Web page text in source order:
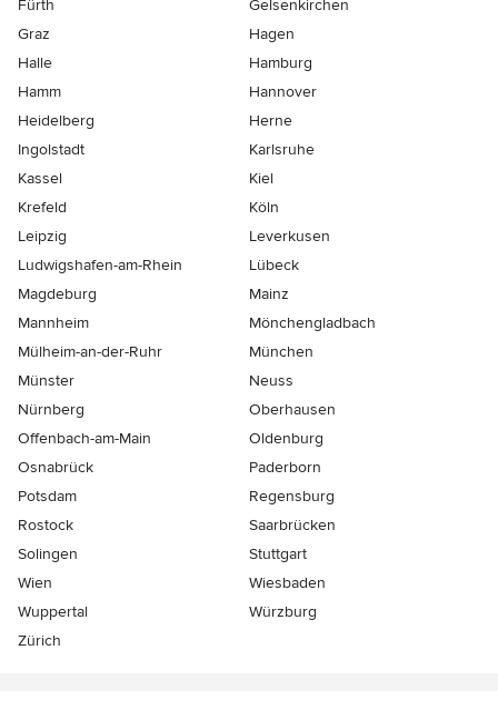
Fürth
Gelsenkirchen
Graz
Hagen
Halle
Hamburg
Hamm
Hannover
Heidelberg
Herne
Ingolstadt
Karlsruhe
Kassel
Kiel
Krefeld
Köln
Leipzig
Leverkusen
Ludwigshafen-am-Rhein
Lübeck
Magdeburg
Mainz
Mannheim
Mönchen­gladbach
Mülheim-an-der-Ruhr
München
Münster
Neuss
Nürnberg
Oberhausen
Offenbach-am-Main
Oldenburg
Osnabrück
Paderborn
Potsdam
Regensburg
Rostock
Saarbrücken
Solingen
Stuttgart
Wien
Wiesbaden
Wuppertal
Würzburg
Zürich